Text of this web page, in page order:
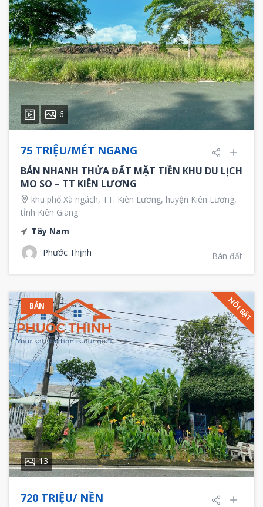
6
75 TRIỆU/MÉT NGANG
BÁN NHANH THỬA ĐẤT MẶT TIỀN KHU DU LỊCH
MO SO – TT KIÊN LƯƠNG
khu phố Xà ngách, TT. Kiên Lương, huyện Kiên Lương,
tỉnh Kiên Giang
Tây Nam
Phước Thịnh
Bán đất
BÁN NỔI BẬT
13
720 TRIỆU/ NỀN